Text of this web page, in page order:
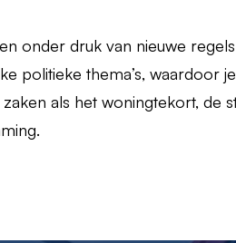
onder druk van nieuwe
politieke thema’s, waardoor
als het woningtekort, de